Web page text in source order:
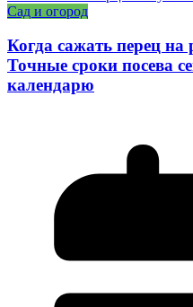
Сад и огород
Когда сажать перец на
Точные сроки посева
календарю